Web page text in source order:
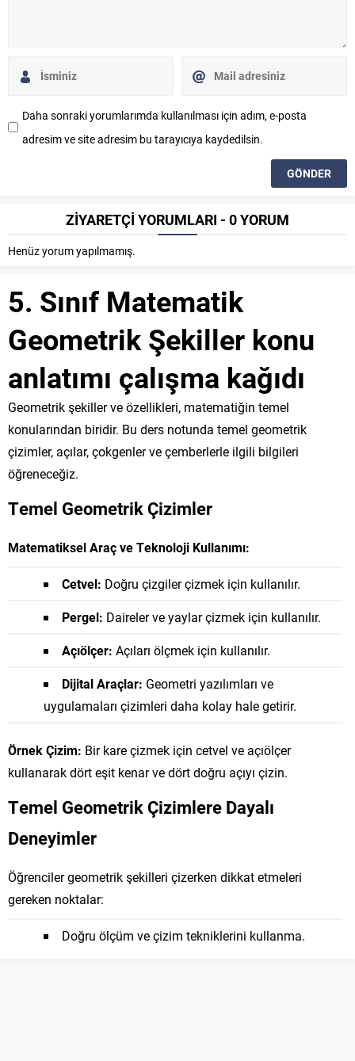
Daha sonraki yorumlarımda kullanılması için adım, e-posta
adresim ve site adresim bu tarayıcıya kaydedilsin.
ZİYARETÇİ YORUMLARI - 0 YORUM
Henüz yorum yapılmamış.
5. Sınıf Matematik
Geometrik Şekiller konu
anlatımı çalışma kağıdı
Geometrik şekiller ve özellikleri, matematiğin temel
konularından biridir. Bu ders notunda temel geometrik
çizimler, açılar, çokgenler ve çemberlerle ilgili bilgileri
öğreneceğiz.
Temel Geometrik Çizimler
Matematiksel Araç ve Teknoloji Kullanımı:
Cetvel: Doğru çizgiler çizmek için kullanılır.
Pergel: Daireler ve yaylar çizmek için kullanılır.
Açıölçer: Açıları ölçmek için kullanılır.
Dijital Araçlar: Geometri yazılımları ve
uygulamaları çizimleri daha kolay hale getirir.
Örnek Çizim: Bir kare çizmek için cetvel ve açıölçer
kullanarak dört eşit kenar ve dört doğru açıyı çizin.
Temel Geometrik Çizimlere Dayalı
Deneyimler
Öğrenciler geometrik şekilleri çizerken dikkat etmeleri
gereken noktalar:
Doğru ölçüm ve çizim tekniklerini kullanma.